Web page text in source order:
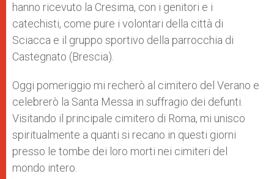
hanno ricevuto la Cresima, con i genitori e i
catechisti, come pure i volontari della città di
Sciacca e il gruppo sportivo della parrocchia di
Castegnato (Brescia).
Oggi pomeriggio mi recherò al cimitero del Verano e
celebrerò la Santa Messa in suffragio dei defunti.
Visitando il principale cimitero di Roma, mi unisco
spiritualmente a quanti si recano in questi giorni
presso le tombe dei loro morti nei cimiteri del
mondo intero.